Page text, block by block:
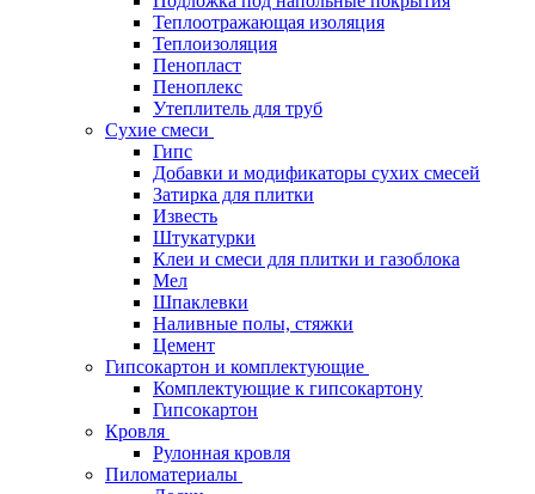
Теплоотражающая изоляция
Теплоизоляция
Пенопласт
Пеноплекс
Утеплитель для труб
Сухие смеси
Гипс
Добавки и модификаторы сухих смесей
Затирка для плитки
Известь
Штукатурки
Клеи и смеси для плитки и газоблока
Мел
Шпаклевки
Наливные полы, стяжки
Цемент
Гипсокартон и комплектующие
Комплектующие к гипсокартону
Гипсокартон
Кровля
Рулонная кровля
Пиломатериалы